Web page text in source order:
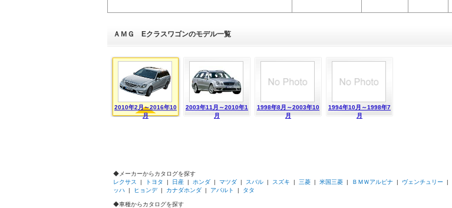
ＡＭＧ Eクラスワゴンのモデル一覧
2010年2月～2016年10
月
2003年11月～2010年1
月
1998年8月～2003年10
月
1994年10月～1998年7
月
◆メーカーからカタログを探す
レクサス
| トヨタ | 日産 | ホンダ | マツダ | スバル | スズキ | 三菱 | 米国三菱 | ＢＭＷアルピナ | ヴェンチュリー |
ッハ | ヒョンデ| カナダホンダ | アバルト | タタ
◆車種からカタログを探す